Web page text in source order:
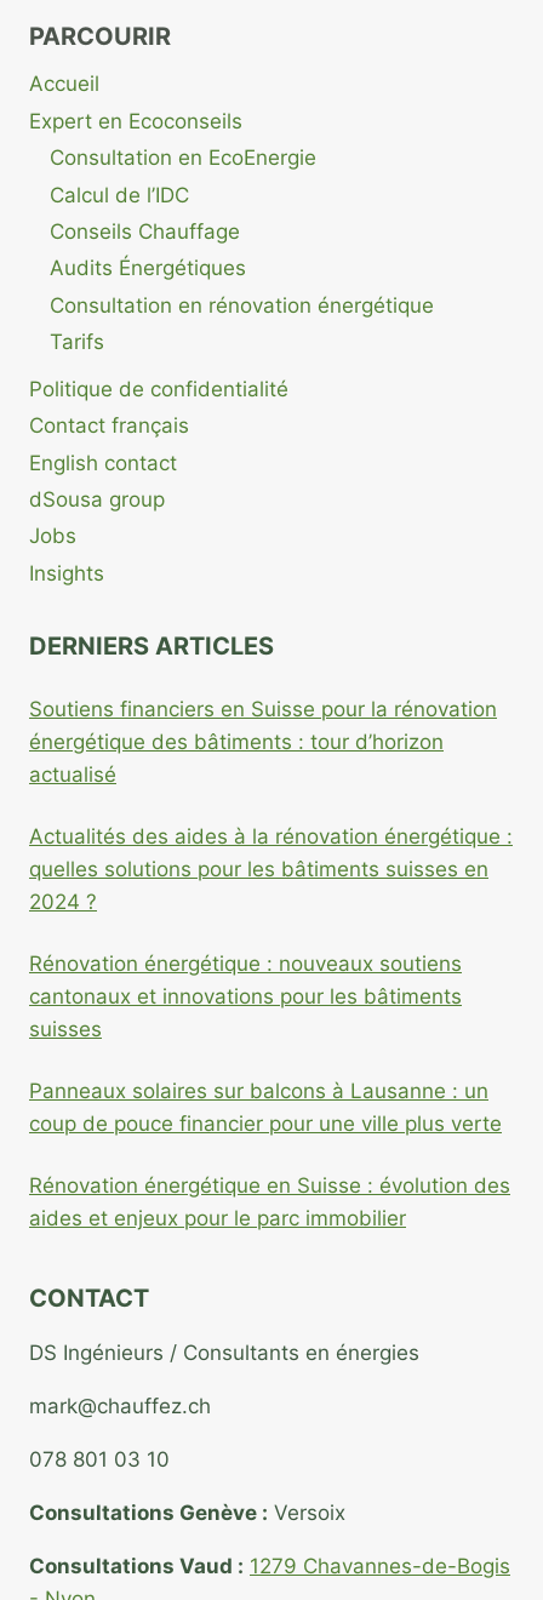
PARCOURIR
Accueil
Expert en Ecoconseils
Consultation en EcoEnergie
Calcul de l’IDC
Conseils Chauffage
Audits Énergétiques
Consultation en rénovation énergétique
Tarifs
Politique de confidentialité
Contact français
English contact
dSousa group
Jobs
Insights
DERNIERS ARTICLES
Soutiens financiers en Suisse pour la rénovation
énergétique des bâtiments : tour d’horizon
actualisé
Actualités des aides à la rénovation énergétique :
quelles solutions pour les bâtiments suisses en
2024 ?
Rénovation énergétique : nouveaux soutiens
cantonaux et innovations pour les bâtiments
suisses
Panneaux solaires sur balcons à Lausanne : un
coup de pouce financier pour une ville plus verte
Rénovation énergétique en Suisse : évolution des
aides et enjeux pour le parc immobilier
CONTACT
DS Ingénieurs / Consultants en énergies
mark@chauffez.ch
078 801 03 10
Consultations Genève : Versoix
Consultations Vaud : 1279 Chavannes-de-Bogis